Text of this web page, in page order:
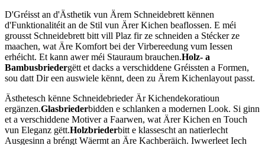
D'Gréisst an d'Ästhetik vun Ärem Schneidebrett kënnen
d'Funktionalitéit an de Stil vun Ärer Kichen beaflossen. E méi
grousst Schneidebrett bitt vill Plaz fir ze schneiden a Stécker ze
maachen, wat Äre Komfort bei der Virbereedung vum Iessen
erhéicht. Et kann awer méi Stauraum brauchen.Holz- a
Bambusbriedergëtt et dacks a verschiddene Gréissten a Formen,
sou datt Dir een auswiele kënnt, deen zu Ärem Kichenlayout passt.
Ästhetesch kënne Schneidebrieder Är Kichendekoratioun
ergänzen.Glasbriederbidden e schlanken a modernen Look. Si ginn
et a verschiddene Motiver a Faarwen, wat Ärer Kichen en Touch
vun Eleganz gëtt.Holzbriederbitt e klassescht an natierlecht
Ausgesinn a bréngt Wäermt an Äre Kachberäich. Iwwerleet Iech